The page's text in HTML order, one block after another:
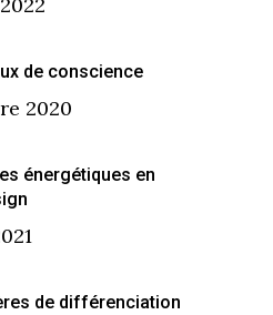
de conscience
2020
énergétiques en
de différenciation